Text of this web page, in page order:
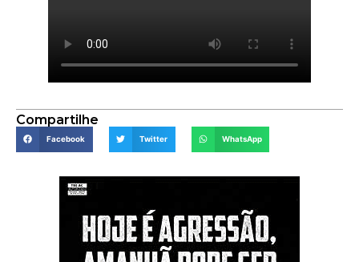
Compartilhe
Facebook Twitter WhatsApp